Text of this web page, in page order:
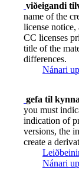
viðeigandi
name of the
license
CC licenses
title of the
differences.
Nánari
gefa til
you must
indication of
versions, the
create a
Nánari